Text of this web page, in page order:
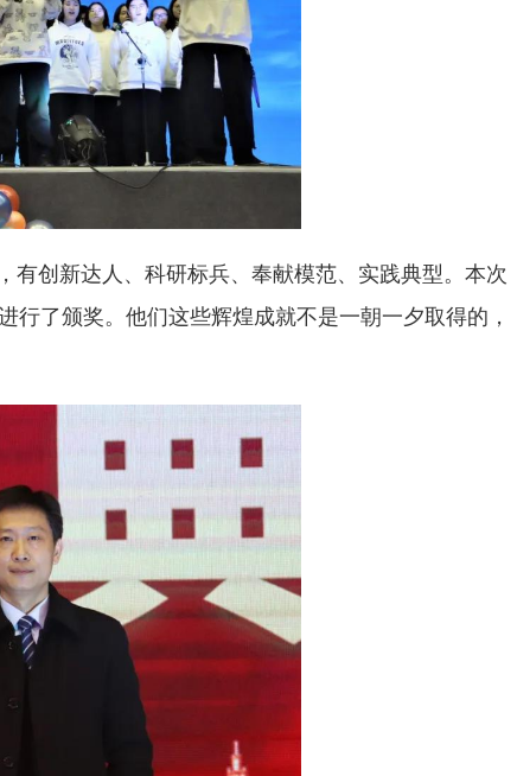
有创新达人、科研标兵、奉献模范、实践典型。本次
了颁奖。他们这些辉煌成就不是一朝一夕取得的，